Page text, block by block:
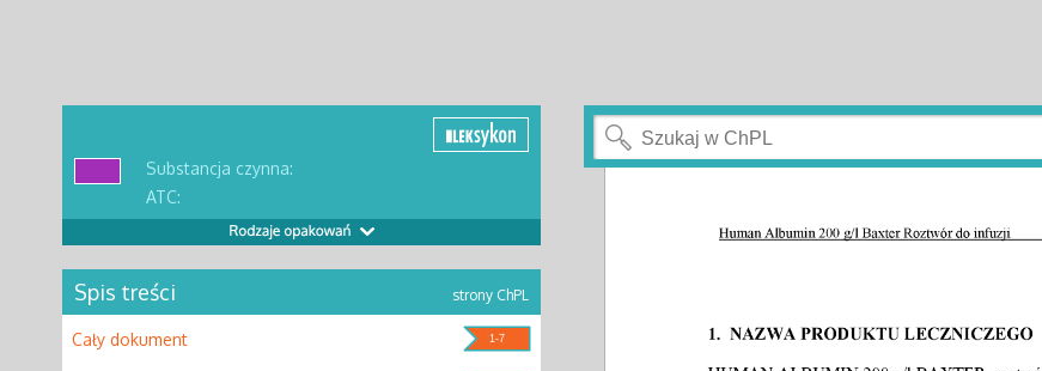
Substancja czynna:
ATC:
Spis treści strony ChPL
Cały dokument 1-7